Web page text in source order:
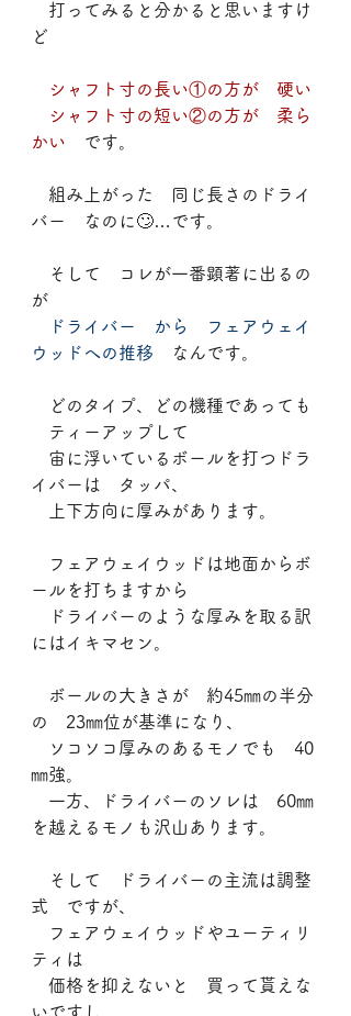
打ってみると分かると思いますけ
ど
シャフト寸の長い①の方が　硬い
シャフト寸の短い②の方が　柔ら
かい です。
組み上がった　同じ長さのドライ
バー　なのに🙄…です。
そして　コレが一番顕著に出るの
が
ドライバー　から　フェアウェイ
ウッドへの推移 なんです。
どのタイプ、どの機種であっても
ティーアップして
宙に浮いているボールを打つドラ
イバーは　タッパ、
上下方向に厚みがあります。
フェアウェイウッドは地面からボ
ールを打ちますから
ドライバーのような厚みを取る訳
にはイキマセン。
ボールの大きさが　約45㎜の半分
の　23㎜位が基準になり、
ソコソコ厚みのあるモノでも　40
㎜強。
一方、ドライバーのソレは　60㎜
を越えるモノも沢山あります。
そして　ドライバーの主流は調整
式　ですが、
フェアウェイウッドやユーティリ
ティは
価格を抑えないと　買って貰えな
いですし、